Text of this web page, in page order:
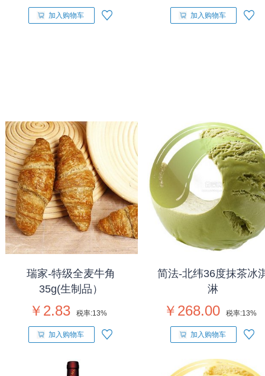
加入购物车 加入购物车
瑞家-特级全麦牛角
35g(生制品）
￥2.83 税率:13%
加入购物车
简法-北纬36度抹茶冰
淋
￥268.00 税率:13%
加入购物车